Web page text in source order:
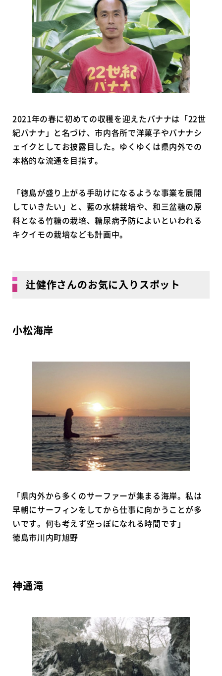
2021年の春に初めての収穫を迎えたバナナは「22世
紀バナナ」と名づけ、市内各所で洋菓子やバナナシ
ェイクとしてお披露目した。ゆくゆくは県内外での
本格的な流通を目指す。
「徳島が盛り上がる手助けになるような事業を展開
していきたい」と、藍の水耕栽培や、和三盆糖の原
料となる竹糖の栽培、糖尿病予防によいといわれる
キクイモの栽培なども計画中。
辻健作さんのお気に入りスポット
小松海岸
「県内外から多くのサーファーが集まる海岸。私は
早朝にサーフィンをしてから仕事に向かうことが多
いです。何も考えず空っぽになれる時間です」
徳島市川内町旭野
神通滝